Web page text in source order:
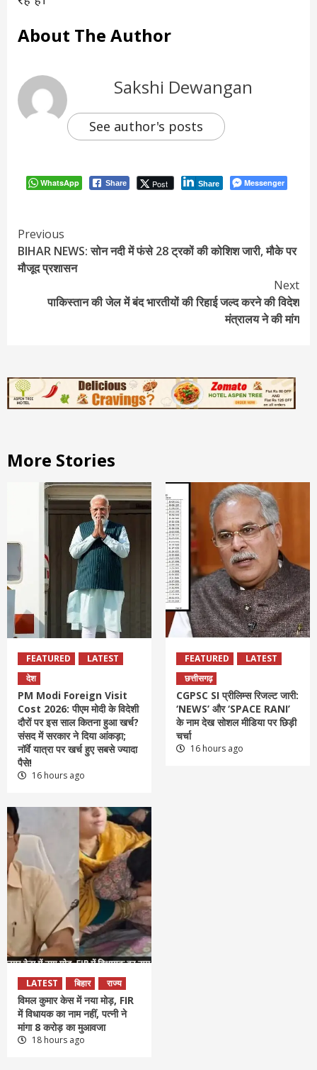
About The Author
Sakshi Dewangan
See author's posts
WhatsApp Share Post Share Messenger
Continue
Reading
Previous
BIHAR NEWS: सोन नदी में फंसे 28 ट्रकों की कोशिश जारी, मौके पर
मौजूद प्रशासन
Next
पाकिस्तान की जेल में बंद भारतीयों की रिहाई जल्द करने की विदेश
मंत्रालय ने की मांग
More Stories
FEATURED
LATEST
देश
PM Modi Foreign Visit
Cost 2026: पीएम मोदी के विदेशी
दौरों पर इस साल कितना हुआ खर्च?
संसद में सरकार ने दिया आंकड़ा;
नॉर्वे यात्रा पर खर्च हुए सबसे ज्यादा
पैसे!
16 hours ago
FEATURED
LATEST
छत्तीसगढ़
CGPSC SI प्रीलिम्स रिजल्ट जारी:
‘NEWS’ और ‘SPACE RANI’
के नाम देख सोशल मीडिया पर छिड़ी
चर्चा
16 hours ago
LATEST बिहार राज्य
विमल कुमार केस में नया मोड़, FIR
में विधायक का नाम नहीं, पत्नी ने
मांगा 8 करोड़ का मुआवजा
18 hours ago